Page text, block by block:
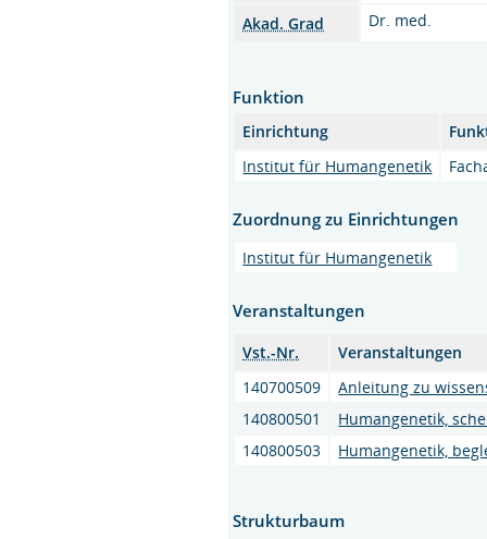
Akad. Grad
Dr. med.
Funktion
Einrichtung
Institut für Humangenetik
Zuordnung zu Einrichtungen
Institut für Humangenetik
Veranstaltungen
Vst.-Nr.
Veranstaltungen
140700509
Anleitung zu
140800501
Humangenetik,
140800503
Humangenetik,
Strukturbaum